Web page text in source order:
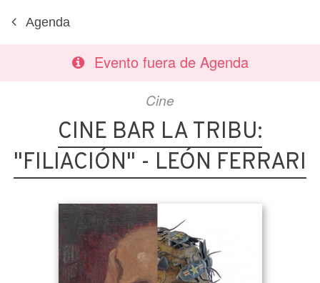
Agenda
Evento fuera de Agenda
Cine
CINE BAR LA TRIBU:
"FILIACIÓN" - LEÓN FERRARI